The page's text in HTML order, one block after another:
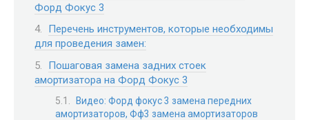
Форд Фокус 3
Перечень инструментов, которые необходимы
для проведения замен:
Пошаговая замена задних стоек
амортизатора на Форд Фокус 3
Видео: Форд фокус 3 замена передних
амортизаторов, Фф3 замена амортизаторов